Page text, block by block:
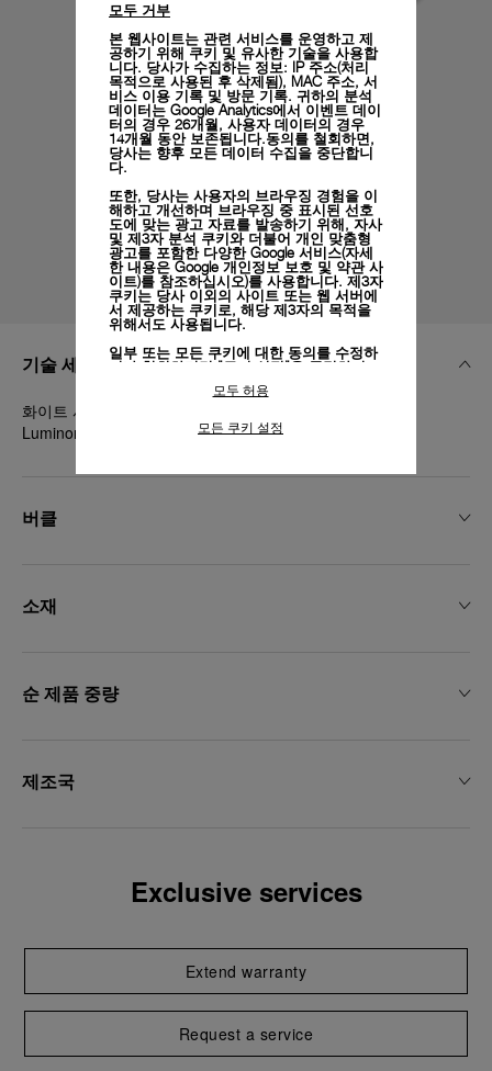
기술 세부 정보
화이트 사피아노 카프 루나 로사 스트랩, STD, 20/18, BA,
Luminor Due 38mm 퀵 릴리스 시스템™
버클
소재
순 제품 중량
제조국
Exclusive services
Extend warranty
Request a service
모두 거부
본 웹사이트는 관련 서비스를 운영하고 제
공하기 위해 쿠키 및 유사한 기술을 사용합
니다. 당사가 수집하는 정보: IP 주소(처리
목적으로 사용된 후 삭제됨), MAC 주소, 서
비스 이용 기록 및 방문 기록. 귀하의 분석
데이터는 Google Analytics에서 이벤트 데이
터의 경우 26개월, 사용자 데이터의 경우
14개월 동안 보존됩니다.동의를 철회하면,
당사는 향후 모든 데이터 수집을 중단합니
다.
또한, 당사는 사용자의 브라우징 경험을 이
해하고 개선하며 브라우징 중 표시된 선호
도에 맞는 광고 자료를 발송하기 위해, 자사
및 제3자 분석 쿠키와 더불어 개인 맞춤형
광고를 포함한 다양한 Google 서비스(자세
한 내용은 Google 개인정보 보호 및 약관 사
이트)를 참조하십시오)를 사용합니다. 제3자
쿠키는 당사 이외의 사이트 또는 웹 서버에
서 제공하는 쿠키로, 해당 제3자의 목적을
위해서도 사용됩니다.
일부 또는 모든 쿠키에 대한 동의를 수정하
거나 철회하려면 "쿠키 설정"을 클릭하거
수집하는 정보" 섹션을 참조하여 자세히 알
모든 쿠키의 사용에 동의하시려면 "모두 허
모두 허용
모든 쿠키 설정